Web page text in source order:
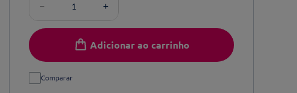
＋
－
Adicionar ao carrinho
Comparar